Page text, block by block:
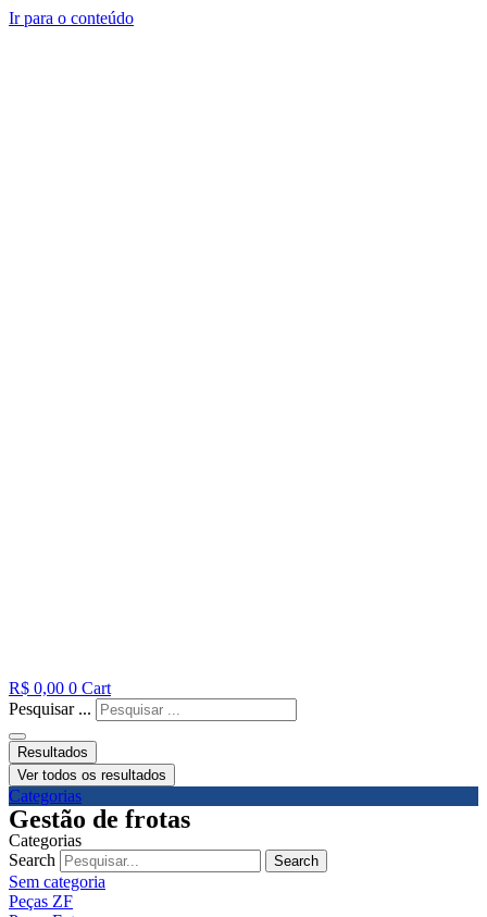
Ir para o conteúdo
R$ 0,00 0 Cart
Pesquisar ...
Resultados
Ver todos os resultados
Categorias
Gestão de frotas
Categorias
Search
Search
Sem categoria
Peças ZF